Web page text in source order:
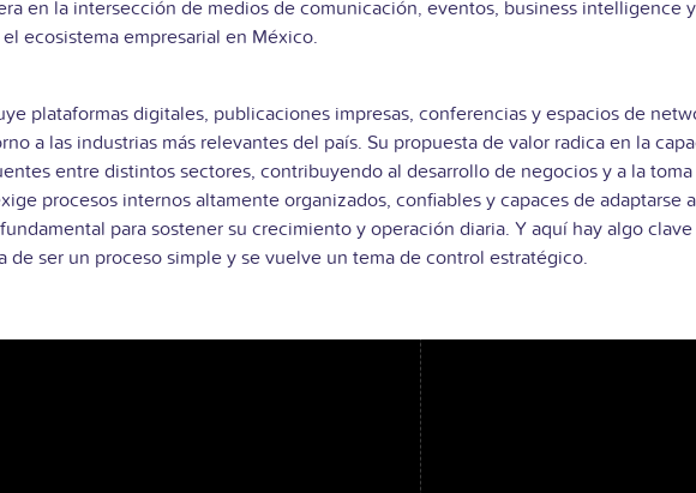
en la intersección de medios de comunicación, eventos, business
ecosistema empresarial en México.
plataformas digitales, publicaciones impresas, conferencias y espacios de
a las industrias más relevantes del país. Su propuesta de valor radica en la
entre distintos sectores, contribuyendo al desarrollo de negocios y a la
procesos internos altamente organizados, confiables y capaces de
para sostener su crecimiento y operación diaria. Y aquí hay algo
de ser un proceso simple y se vuelve un tema de control estratégico.